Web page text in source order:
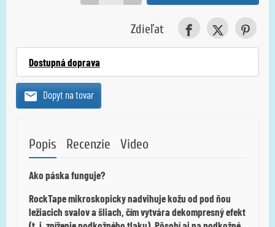
Zdieľat
Dostupná doprava
Dopyt na tovar
Popis Recenzie Video
Ako páska funguje?
RockTape mikroskopicky nadvihuje kožu od pod ňou
ležiacich svalov a šliach, čím vytvára dekompresný efekt